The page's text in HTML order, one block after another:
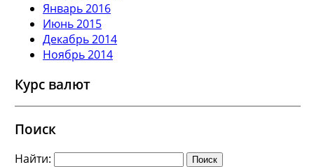
Январь 2016
Июнь 2015
Декабрь 2014
Ноябрь 2014
Курс валют
Поиск
Найти: